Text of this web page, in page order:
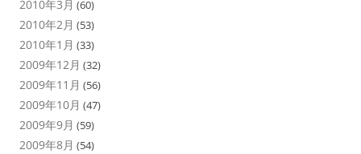
2010年3月 (60)
2010年2月 (53)
2010年1月 (33)
2009年12月 (32)
2009年11月 (56)
2009年10月 (47)
2009年9月 (59)
2009年8月 (54)